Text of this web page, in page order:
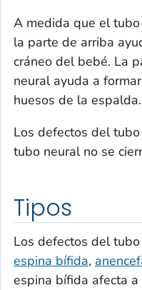
A medida que el
la parte de arriba
cráneo del bebé. La
neural ayuda a
huesos de la espalda.
Los defectos del
tubo neural no se
Tipos
Los defectos del
espina bífida,
espina bífida afecta